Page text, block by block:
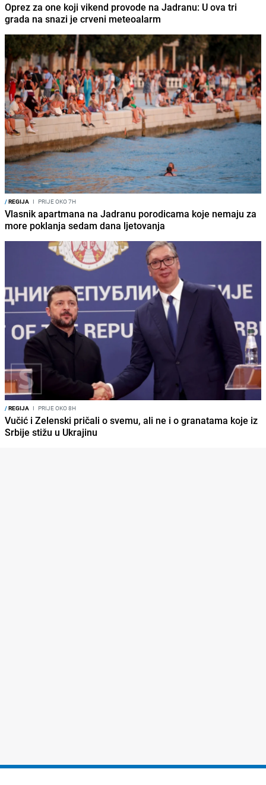
Oprez za one koji vikend provode na Jadranu: U ova tri
grada na snazi je crveni meteoalarm
/REGIJA I PRIJE OKO 7H
Vlasnik apartmana na Jadranu porodicama koje nemaju za
more poklanja sedam dana ljetovanja
/REGIJA I PRIJE OKO 8H
Vučić i Zelenski pričali o svemu, ali ne i o granatama koje iz
Srbije stižu u Ukrajinu